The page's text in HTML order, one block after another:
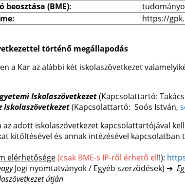
beosztása (BME):
https://
történő megállapodás
a Kar az alábbi két iskolaszövetkezet
Iskolaszövetkezet(Kapcsolattartó:
Iskolaszövetkezet(Kapcsolattartó: Soós István,
az adott iskolaszövetkezet kapcsolattartójával
kitöltésével és annak intézésével kapcsolatban
elérhetősége(csak BME-s IP-ről érhető el!!):
Jogi nyomtatványok / Egyéb szerződések) ➔
útján